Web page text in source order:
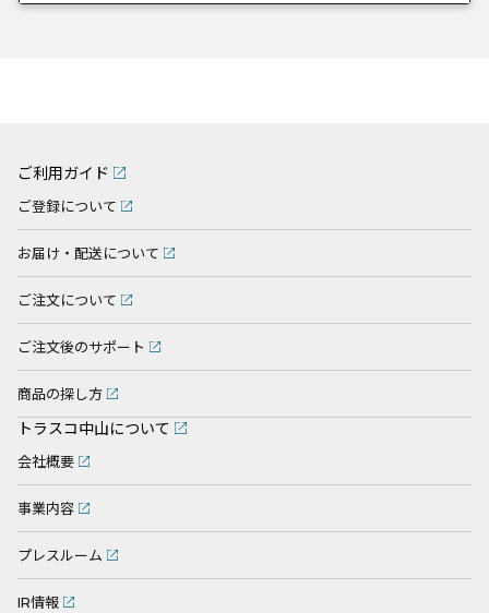
ご利用ガイド
ご登録について
お届け・配送について
ご注文について
ご注文後のサポート
商品の探し方
トラスコ中山について
会社概要
事業内容
プレスルーム
IR情報